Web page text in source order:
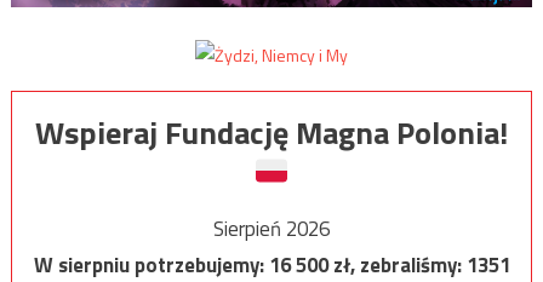
Wspieraj Fundację Magna Polonia!
Sierpień 2026
W sierpniu potrzebujemy:16 500zł, zebraliśmy:1351